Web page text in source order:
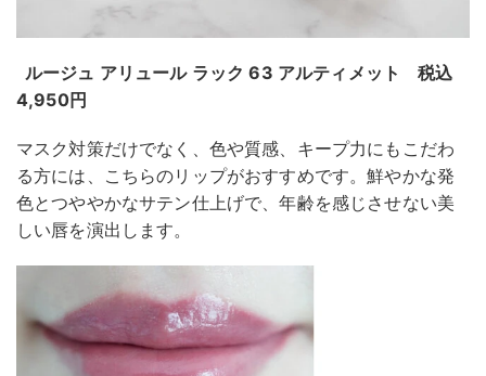
ルージュ アリュール ラック 63 アルティメット 税込
4,950円
マスク対策だけでなく、色や質感、キープ力にもこだわ
る方には、こちらのリップがおすすめです。鮮やかな発
色とつややかなサテン仕上げで、年齢を感じさせない美
しい唇を演出します。